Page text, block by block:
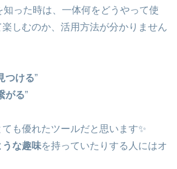
った時は、一体何をどうやって使
しむのか、活用方法が分かりません
つける”
がる”
も優れたツールだと思います✨
うな趣味を持っていたりする人にはオ